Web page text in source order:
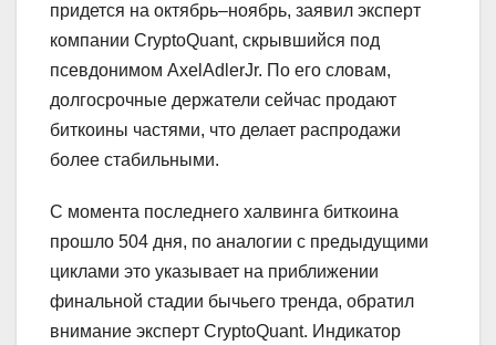
придется на октябрь–ноябрь, заявил эксперт
компании CryptoQuant, скрывшийся под
псевдонимом AxelAdlerJr. По его словам,
долгосрочные держатели сейчас продают
биткоины частями, что делает распродажи
более стабильными.
С момента последнего халвинга биткоина
прошло 504 дня, по аналогии с предыдущими
циклами это указывает на приближении
финальной стадии бычьего тренда, обратил
внимание эксперт CryptoQuant. Индикатор